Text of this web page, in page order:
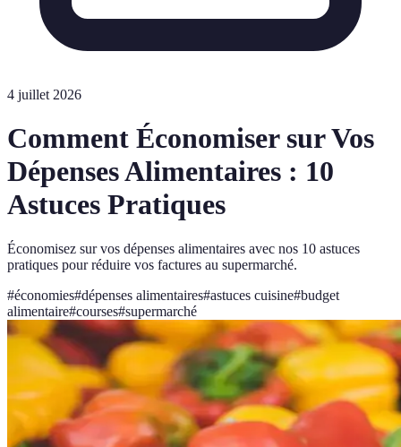
4 juillet 2026
Comment Économiser sur Vos
Dépenses Alimentaires : 10
Astuces Pratiques
Économisez sur vos dépenses alimentaires avec nos 10 astuces
pratiques pour réduire vos factures au supermarché.
#économies#dépenses alimentaires#astuces cuisine#budget
alimentaire#courses#supermarché